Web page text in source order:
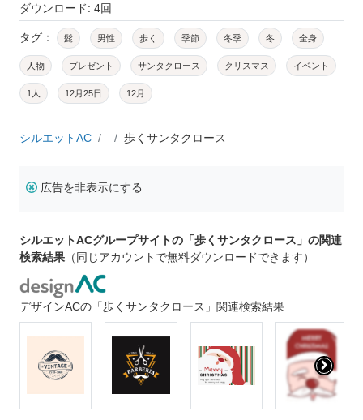
ダウンロード: 4回
タグ： 髭 男性 歩く 季節 冬季 冬 全身
人物 プレゼント サンタクロース クリスマス イベント
1人 12月25日 12月
シルエットAC 歩くサンタクロース
広告を非表示にする
シルエットACグループサイトの「歩くサンタクロース」の関連
検索結果 （同じアカウントで無料ダウンロードできます）
デザインACの「歩くサンタクロース」関連検索結果